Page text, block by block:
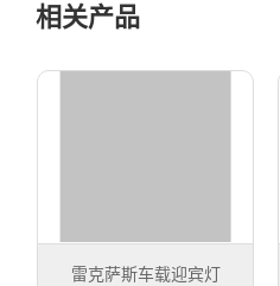
相关产品
雷克萨斯车载迎宾灯